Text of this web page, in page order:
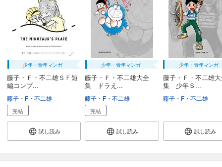
少年・青年マンガ
藤子・Ｆ・不二雄ＳＦ短
編コンプ...
藤子・F・不二雄
完結
試し読み
少年・青年マンガ
藤子・Ｆ・不二雄大全
集 ドラえ...
藤子・F・不二雄
完結
試し読み
少年・青年マンガ
藤子・Ｆ・不二雄
集 少年Ｓ...
藤子・F・不二雄
試し読み